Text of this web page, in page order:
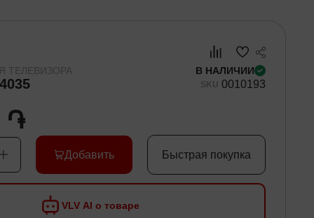
VLV AI о товаре
ТЕЛЕВИЗОРА В НАЛИЧИИ
SKU 0010193
֏
Добавить Быстрая покупка